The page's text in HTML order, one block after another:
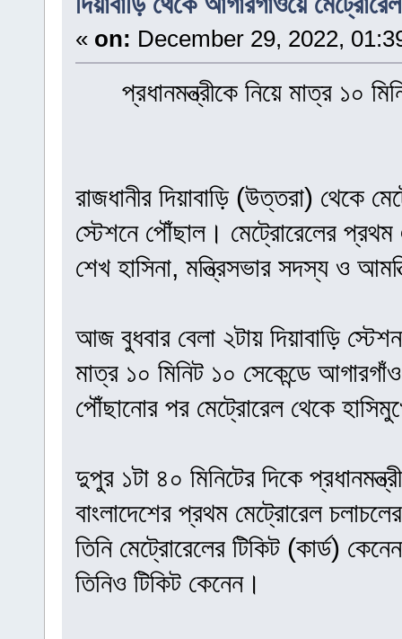
« on: December 29, 2022,
প্রধানমন্ত্রীকে নিয়ে মাত্র ১০
রাজধানীর দিয়াবাড়ি (উত্তরা) থেকে
স্টেশনে পৌঁছাল। মেট্রোরেলের প্রথম
শেখ হাসিনা, মন্ত্রিসভার সদস্য ও
আজ বুধবার বেলা ২টায় দিয়াবাড়ি
মাত্র ১০ মিনিট ১০ সেকেন্ডে
পৌঁছানোর পর মেট্রোরেল থেকে
দুপুর ১টা ৪০ মিনিটের দিকে
বাংলাদেশের প্রথম মেট্রোরেল
তিনি মেট্রোরেলের টিকিট (কার্ড)
তিনিও টিকিট কেনেন।